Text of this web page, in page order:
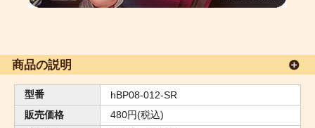
商品の説明
型番
hBP08-012-SR
販売価格
480円(税込)